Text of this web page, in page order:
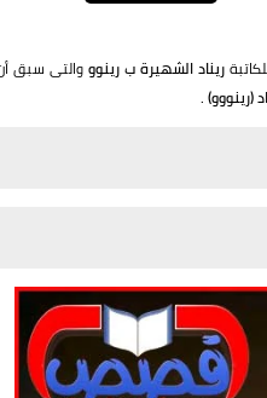
ريناد الشهيرة ب رينوووالتى سبق